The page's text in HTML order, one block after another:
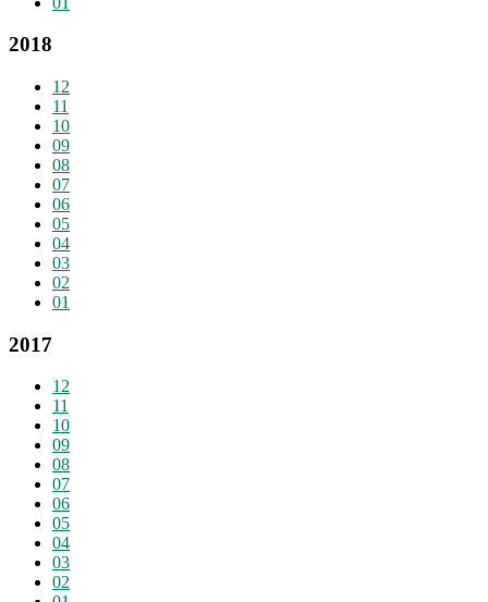
2018
12
11
10
09
08
07
06
05
04
03
02
01
2017
12
11
10
09
08
07
06
05
04
03
02